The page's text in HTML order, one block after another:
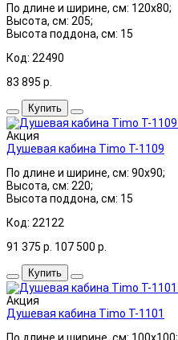
По длине и ширине, см: 120x80;
Высота, см: 205;
Высота поддона, см: 15
Код: 22490
83 895 р.
Купить
Акция
Душевая кабина Timo T-1109
По длине и ширине, см: 90x90;
Высота, см: 220;
Высота поддона, см: 15
Код: 22122
91 375 р. 107 500 р.
Купить
Акция
Душевая кабина Timo T-1101
По длине и ширине, см: 100x100;